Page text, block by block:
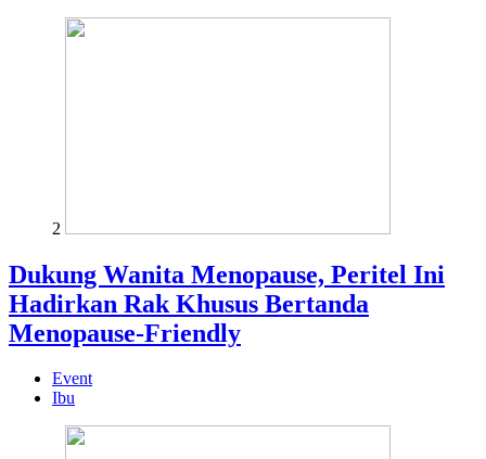
2
Dukung Wanita Menopause, Peritel Ini
Hadirkan Rak Khusus Bertanda
Menopause-Friendly
Event
Ibu